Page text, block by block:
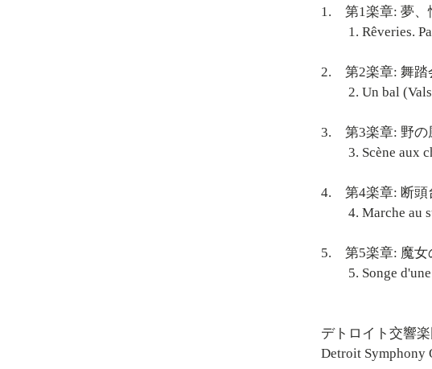
1. 第1楽章: 夢
1. Rêveries.
2. 第2楽章: 舞
2. Un bal
3. 第3楽章: 野
3. Scène aux
4. 第4楽章: 断
4. Marche au
5. 第5楽章: 魔
5. Songe d'une
デトロイト交響楽
Detroit Symphony